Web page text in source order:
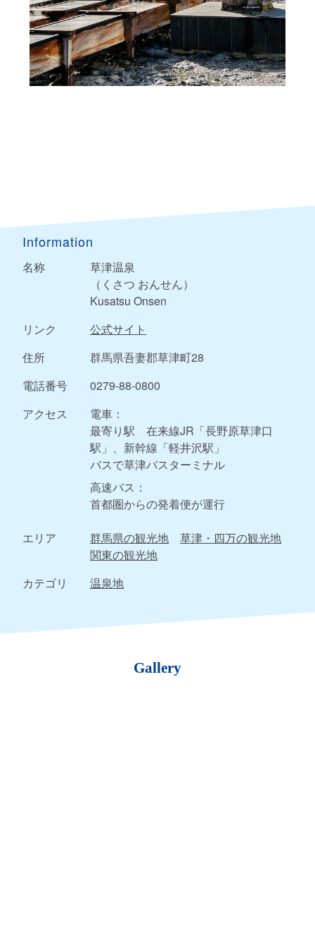
Information
名称
草津温泉
（くさつ おんせん）
Kusatsu Onsen
リンク
公式サイト
住所
群馬県吾妻郡草津町28
電話番号
0279-88-0800
アクセス
電車：
最寄り駅 在来線JR「長野原草津口
駅」、新幹線「軽井沢駅」
バスで草津バスターミナル
高速バス：
首都圏からの発着便が運行
エリア 群馬県の観光地
草津・四万の観光地
関東の観光地
カテゴリ
温泉地
Gallery